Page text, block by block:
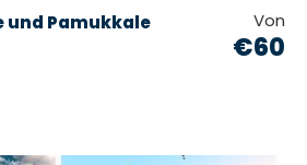
und Pamukkale
Von
€60